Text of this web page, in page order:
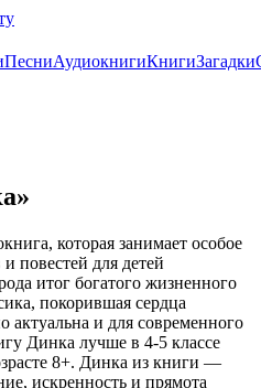
ПесниАудиокнигиКнигиЗагадки
которая занимает особое
повестей для детей
итог богатого жизненного
покорившая сердца
актуальна и для современного
Динка лучше в 4-5 классе
8+. Динка из книги —
искренность и прямота